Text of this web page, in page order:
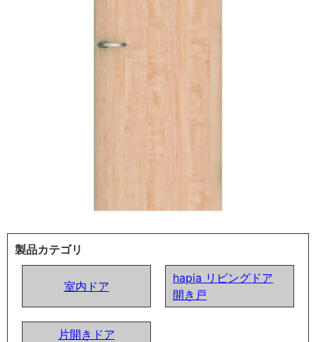
製品カテゴリ
室内ドア
hapia リビングドア
開き戸
片開きドア